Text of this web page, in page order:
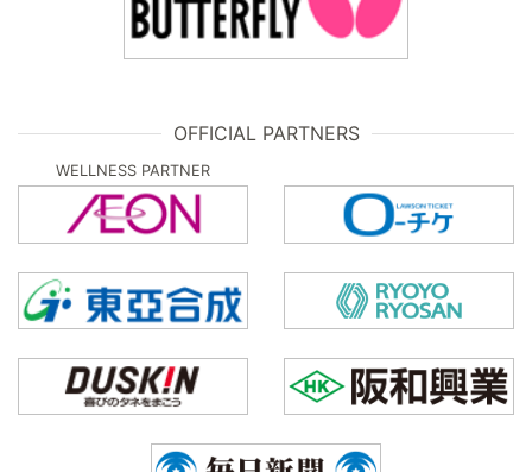
OFFICIAL PARTNERS
WELLNESS PARTNER